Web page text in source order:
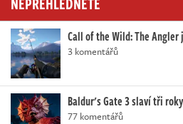
Call of the Wild: The
3 komentářů
Baldur's Gate 3 slaví tři
77 komentářů